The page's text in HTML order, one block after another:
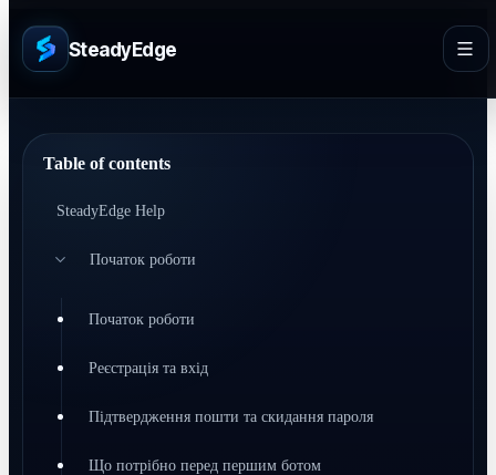
SteadyEdge
Table of contents
SteadyEdge Help
Початок роботи
Початок роботи
Реєстрація та вхід
Підтвердження пошти та скидання пароля
Що потрібно перед першим ботом